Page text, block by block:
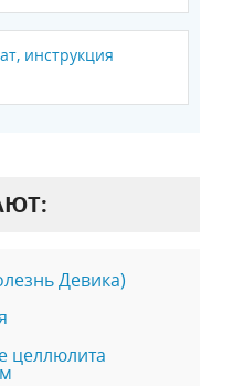
инструкция
Девика)
целлюлита